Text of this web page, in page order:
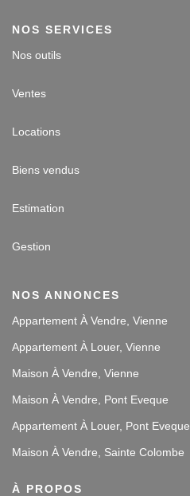
NOS SERVICES
Nos outils
Ventes
Locations
Biens vendus
Estimation
Gestion
NOS ANNONCES
Appartement À Vendre, Vienne
Appartement À Louer, Vienne
Maison À Vendre, Vienne
Maison À Vendre, Pont Eveque
Appartement À Louer, Pont Eveque
Maison À Vendre, Sainte Colombe
À PROPOS